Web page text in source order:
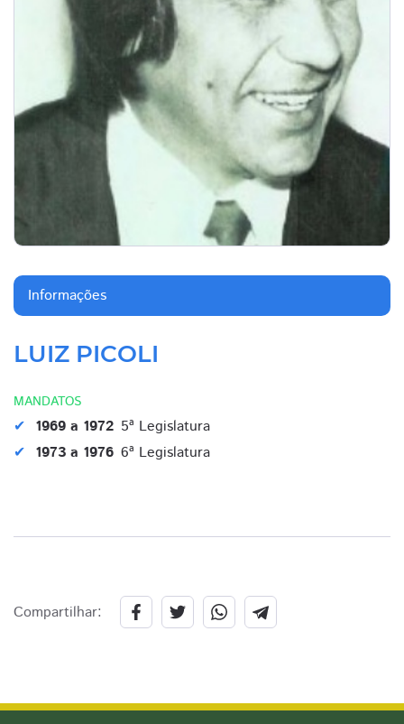
Informações
LUIZ PICOLI
MANDATOS
1969 a 1972 5ª Legislatura
1973 a 1976 6ª Legislatura
Compartilhar: